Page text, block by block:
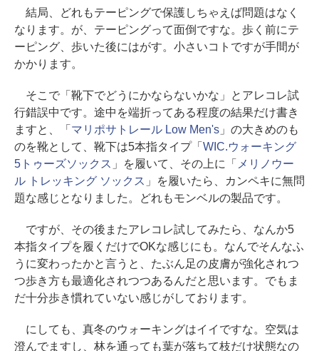
結局、どれもテーピングで保護しちゃえば問題はなく
なります。が、テーピングって面倒ですな。歩く前にテ
ーピング、歩いた後にはがす。小さいコトですが手間が
かかります。
そこで「靴下でどうにかならないかな」とアレコレ試
行錯誤中です。途中を端折ってある程度の結果だけ書き
ますと、「 マリポサトレール Low Men's」の大きめのも
のを靴として、靴下は5本指タイプ「 WIC.ウォーキング
5トゥーズソックス 」を履いて、その上に「 メリノウー
ル トレッキング ソックス 」を履いたら、カンペキに無問
題な感じとなりました。どれもモンベルの製品です。
ですが、その後またアレコレ試してみたら、なんか5
本指タイプを履くだけでOKな感じにも。なんでそんなふ
うに変わったかと言うと、たぶん足の皮膚が強化されつ
つ歩き方も最適化されつつあるんだと思います。でもま
だ十分歩き慣れていない感じがしております。
にしても、真冬のウォーキングはイイですな。空気は
澄んでますし、林を通っても葉が落ちて枝だけ状態なの